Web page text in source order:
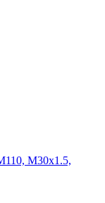
M30х1.5,